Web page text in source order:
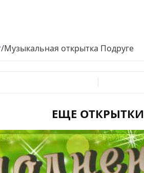
/Музыкальная открытка Подруге
ЕЩЕ ОТКРЫТКИ